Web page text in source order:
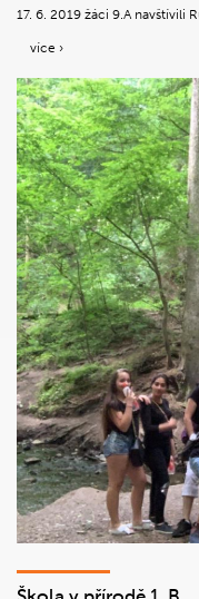
17. 6. 2019 žáci 9.A navštívili
více ›